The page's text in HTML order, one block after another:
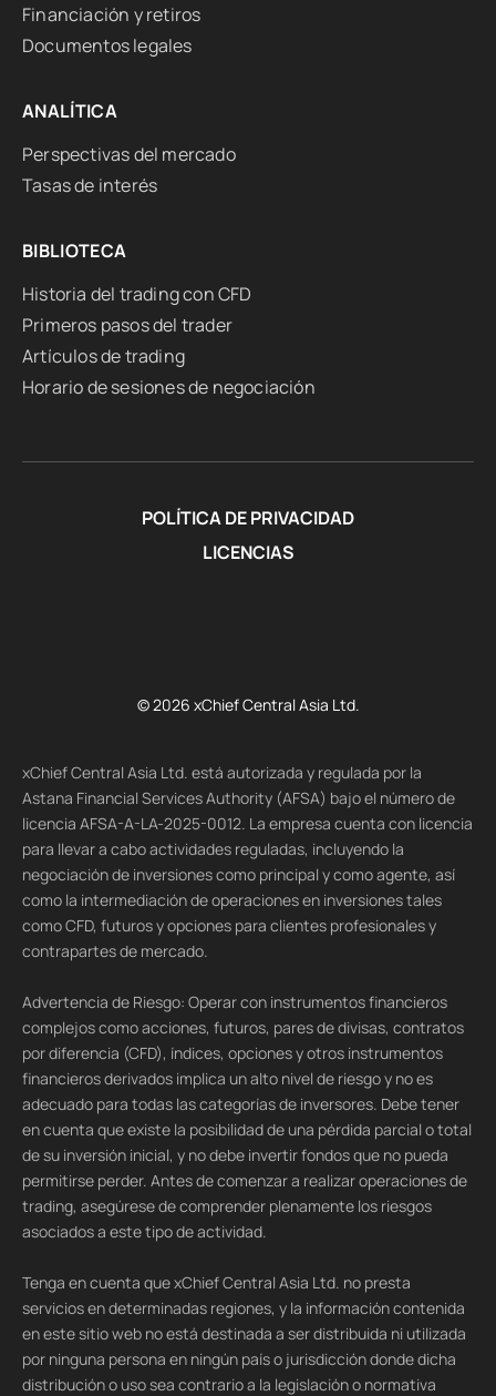
Financiación y retiros
Documentos legales
ANALÍTICA
Perspectivas del mercado
Tasas de interés
BIBLIOTECA
Historia del trading con CFD
Primeros pasos del trader
Artículos de trading
Horario de sesiones de negociación
POLÍTICA DE PRIVACIDAD
LICENCIAS
© 2026 xChief Central Asia Ltd.
xChief Central Asia Ltd. está autorizada y regulada por la
Astana Financial Services Authority (AFSA) bajo el número de
licencia AFSA-A-LA-2025-0012. La empresa cuenta con licencia
para llevar a cabo actividades reguladas, incluyendo la
negociación de inversiones como principal y como agente, así
como la intermediación de operaciones en inversiones tales
como CFD, futuros y opciones para clientes profesionales y
contrapartes de mercado.
Advertencia de Riesgo: Operar con instrumentos financieros
complejos como acciones, futuros, pares de divisas, contratos
por diferencia (CFD), índices, opciones y otros instrumentos
financieros derivados implica un alto nivel de riesgo y no es
adecuado para todas las categorías de inversores. Debe tener
en cuenta que existe la posibilidad de una pérdida parcial o total
de su inversión inicial, y no debe invertir fondos que no pueda
permitirse perder. Antes de comenzar a realizar operaciones de
trading, asegúrese de comprender plenamente los riesgos
asociados a este tipo de actividad.
Tenga en cuenta que xChief Central Asia Ltd. no presta
servicios en determinadas regiones, y la información contenida
en este sitio web no está destinada a ser distribuida ni utilizada
por ninguna persona en ningún país o jurisdicción donde dicha
distribución o uso sea contrario a la legislación o normativa